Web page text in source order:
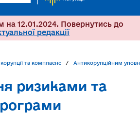
на 12.01.2024. Повернутись до
редакції
та комплаєнс Антикорупційним
ризиками та